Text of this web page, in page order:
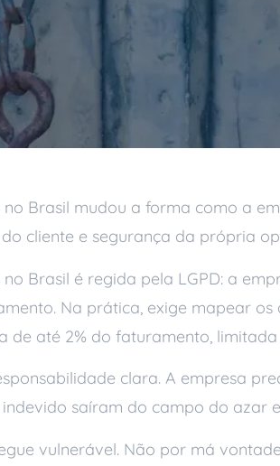
Brasil mudou a forma como a
cliente e segurança da própria
Brasil é regida pela LGPD: a
Na prática, exige mapear
de até 2% do faturamento, limitada
clara. A empresa
saíram do campo do azar
vulnerável. Não por má